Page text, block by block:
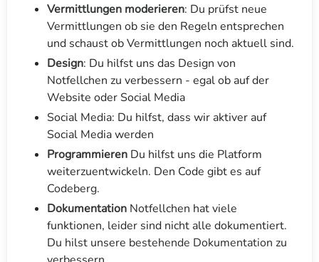
Vermittlungen moderieren: Du prüfst neue
Vermittlungen ob sie den Regeln entsprechen
und schaust ob Vermittlungen noch aktuell sind.
Design: Du hilfst uns das Design von
Notfellchen zu verbessern - egal ob auf der
Website oder Social Media
Social Media: Du hilfst, dass wir aktiver auf
Social Media werden
Programmieren Du hilfst uns die Platform
weiterzuentwickeln. Den Code gibt es auf
Codeberg.
Dokumentation Notfellchen hat viele
funktionen, leider sind nicht alle dokumentiert.
Du hilst unsere bestehende Dokumentation zu